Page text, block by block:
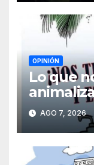
OPINIÓN
Lo que
AGO 7, 2026